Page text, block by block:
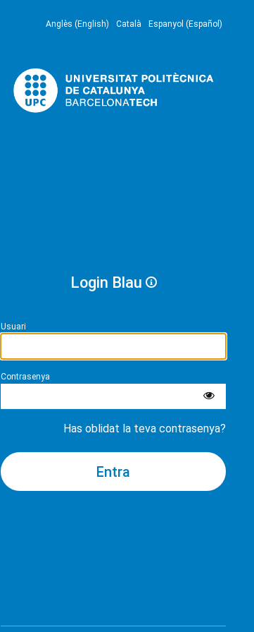
Anglès (English) Català Espanyol (Español)
Login Blau
Usuari
Contrasenya
Has oblidat la teva contrasenya?